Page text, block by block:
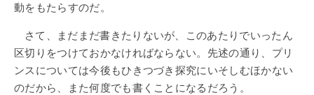
動をもたらすのだ。
さて、まだまだ書きたりないが、このあたりでいったん
区切りをつけておかなければならない。先述の通り、プリ
ンスについては今後もひきつづき探究にいそしむほかない
のだから、また何度でも書くことになるだろう。